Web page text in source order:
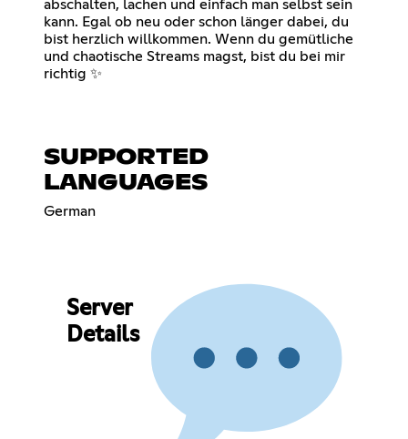
abschalten, lachen und einfach man selbst sein
kann. Egal ob neu oder schon länger dabei, du
bist herzlich willkommen. Wenn du gemütliche
und chaotische Streams magst, bist du bei mir
richtig ✨
SUPPORTED
LANGUAGES
German
Server
Details